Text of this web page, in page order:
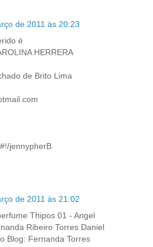
de 2011 às 20:23
é
HERRERA
de Brito Lima
jennypherB
de 2011 às 21:02
Thipos 01 - Angel
Ribeiro Torres Daniel
Blog: Fernanda Torres